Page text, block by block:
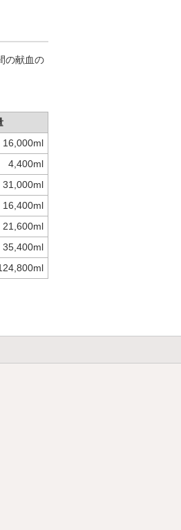
の献血の
16,000ml
4,400ml
31,000ml
16,400ml
21,600ml
35,400ml